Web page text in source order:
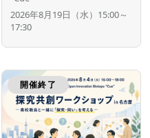
2026年8月19日（水）15:00～
17:30
開催終了